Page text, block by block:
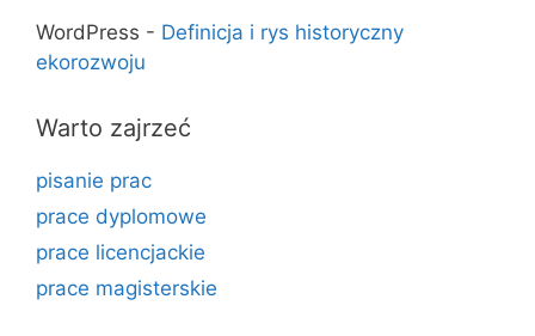
WordPress - Definicja i rys historyczny
ekorozwoju
Warto zajrzeć
pisanie prac
prace dyplomowe
prace licencjackie
prace magisterskie